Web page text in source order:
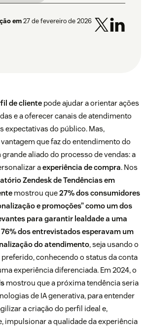
em27 de fevereiro de 2026
de cliente pode ajudar a orientar ações
e a oferecer canais de atendimento
expectativas do público. Mas,
que faz do entendimento do
aliado do processo de vendas: a
aexperiência de compra. Nos
Zendesk de Tendências em
mostrou que27% dos consumidores
e promoções” como um dos
para garantir lealdade a uma
76% dos entrevistados esperavam um
do atendimento, seja usando o
conhecendo o status da conta
experiência diferenciada. Em 2024, o
mostrou que a próxima tendência seria
de IA generativa, para entender
a criação do perfil ideal e,
impulsionar a qualidade da experiência